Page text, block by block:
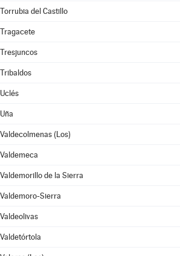
Torrubia del Castillo
Tragacete
Tresjuncos
Tribaldos
Uclés
Uña
Valdecolmenas (Los)
Valdemeca
Valdemorillo de la Sierra
Valdemoro-Sierra
Valdeolivas
Valdetórtola